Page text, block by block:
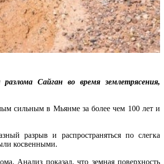
Сайган во время землетрясения,
сильным в Мьянме за более чем 100 лет и
разрыв и распространяться по слегка
косвенными.
Анализ показал, что земная поверхность